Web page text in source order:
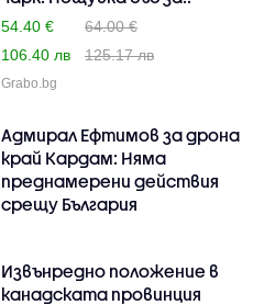
54.40 €
64.00 €
106.40 лв
125.17 лв
Grabo.bg
Адмирал Ефтимов за дрона
край Кардам: Няма
преднамерени действия
срещу България
Извънредно положение в
канадската провинция